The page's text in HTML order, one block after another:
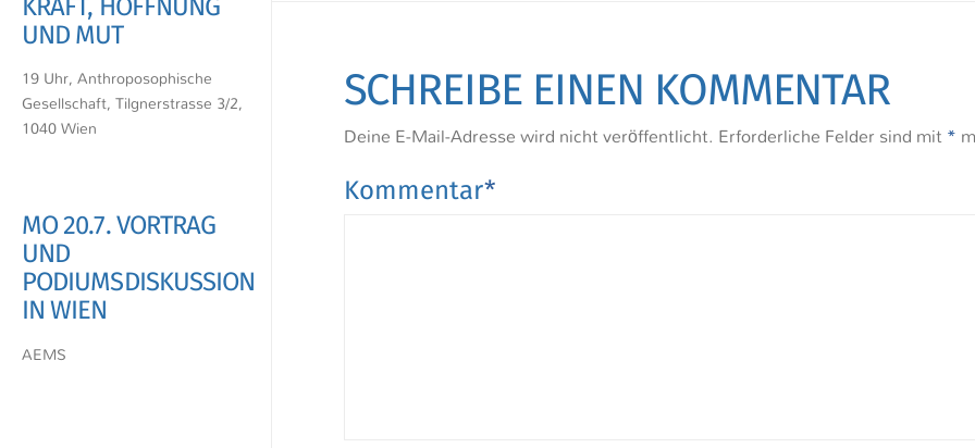
SCHREIBE EINEN KOMMENTAR
Deine E-Mail-Adresse wird nicht veröffentlicht. Erforderliche Felder sind mit*
Kommentar*
KRAFT, HOFFNUNG
UND MUT
19 Uhr, Anthroposophische
Gesellschaft, Tilgnerstrasse 3/2,
1040 Wien
MO 20.7. VORTRAG
UND
PODIUMSDISKUSSION
IN WIEN
AEMS